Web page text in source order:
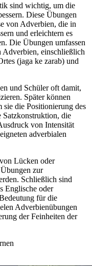
sind wichtig, um die
Diese Übungen
von Adverbien, die in
und erleichtern es
Die Übungen umfassen
Adverbien, einschließlich
(jaga ke zarab) und
und Schüler oft damit,
Später können
die Positionierung des
die
von Intensität
adverbialen
Lücken oder
zur
Schließlich sind
Englische oder
für die
Adverbienübungen
der Feinheiten der